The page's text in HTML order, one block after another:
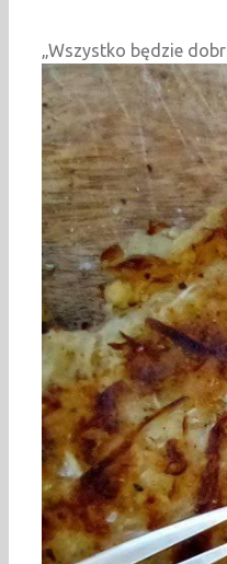
„Wszystko będzie